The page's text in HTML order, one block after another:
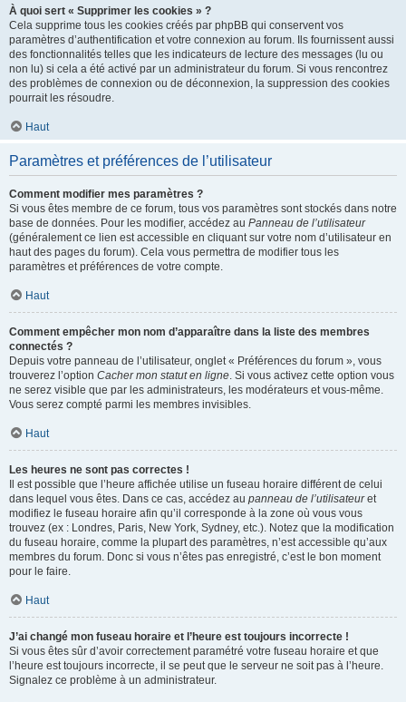
À quoi sert « Supprimer les cookies » ?
Cela supprime tous les cookies créés par phpBB qui conservent vos
paramètres d’authentification et votre connexion au forum. Ils fournissent aussi
des fonctionnalités telles que les indicateurs de lecture des messages (lu ou
non lu) si cela a été activé par un administrateur du forum. Si vous rencontrez
des problèmes de connexion ou de déconnexion, la suppression des cookies
pourrait les résoudre.
Haut
Paramètres et préférences de l’utilisateur
Comment modifier mes paramètres ?
Si vous êtes membre de ce forum, tous vos paramètres sont stockés dans notre
base de données. Pour les modifier, accédez au Panneau de l’utilisateur
(généralement ce lien est accessible en cliquant sur votre nom d’utilisateur en
haut des pages du forum). Cela vous permettra de modifier tous les
paramètres et préférences de votre compte.
Haut
Comment empêcher mon nom d’apparaître dans la liste des membres
connectés ?
Depuis votre panneau de l’utilisateur, onglet « Préférences du forum », vous
trouverez l’option Cacher mon statut en ligne. Si vous activez cette option vous
ne serez visible que par les administrateurs, les modérateurs et vous-même.
Vous serez compté parmi les membres invisibles.
Haut
Les heures ne sont pas correctes !
Il est possible que l’heure affichée utilise un fuseau horaire différent de celui
dans lequel vous êtes. Dans ce cas, accédez au panneau de l’utilisateuret
modifiez le fuseau horaire afin qu’il corresponde à la zone où vous vous
trouvez (ex : Londres, Paris, New York, Sydney, etc.). Notez que la modification
du fuseau horaire, comme la plupart des paramètres, n’est accessible qu’aux
membres du forum. Donc si vous n’êtes pas enregistré, c’est le bon moment
pour le faire.
Haut
J’ai changé mon fuseau horaire et l’heure est toujours incorrecte !
Si vous êtes sûr d’avoir correctement paramétré votre fuseau horaire et que
l’heure est toujours incorrecte, il se peut que le serveur ne soit pas à l’heure.
Signalez ce problème à un administrateur.